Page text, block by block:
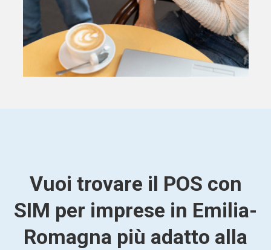
Vuoi trovare il POS con
SIM per imprese in Emilia-
Romagna più adatto alla